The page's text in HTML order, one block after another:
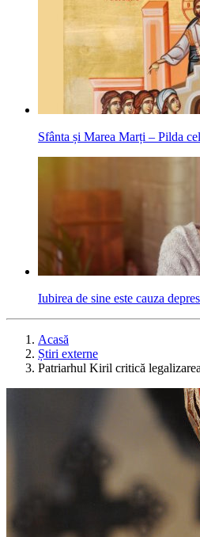
Sfânta și Marea Marți – Pilda
Iubirea de sine este cauza
Acasă
Știri externe
Patriarhul Kiril critică